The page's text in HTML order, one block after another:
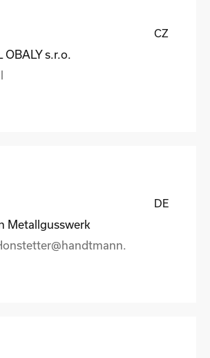
CZ
OBALY s.r.o.
DE
Metallgusswerk